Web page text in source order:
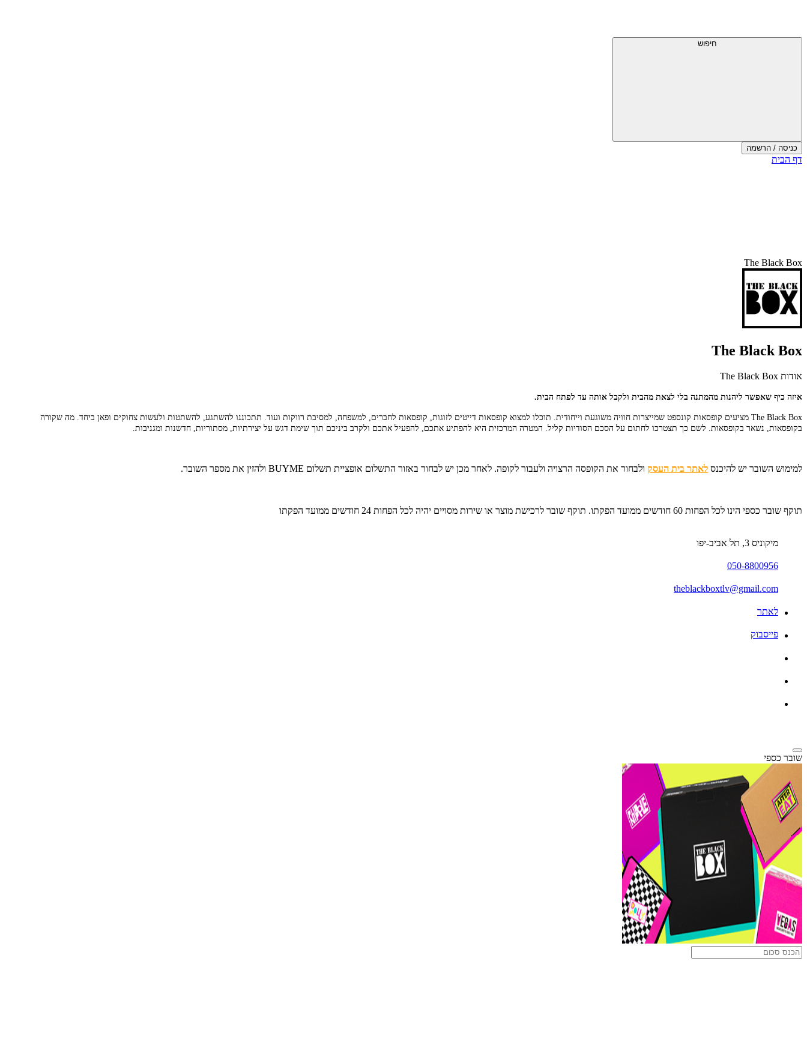
עליון
חיפוש
כניסה / הרשמה
סוף
דף הבית
The Black Box
The Black Box
אודות The Black Box
איזה כיף שאפשר ליהנות מהמתנה בלי לצאת מהבית ולקבל אותה עד לפתח הבית.
The Black Box מציעים קופסאות קונספט שמייצרות חוויה משוגעת וייחודית. תוכלו למצוא קופסאות דייטים לזוגות, קופסאות לחברים,
למשפחה, למסיבת רווקות ועוד. תתכוננו להשתגע, להשתטות ולעשות צחוקים ופאן ביחד. מה שקורה
בקופסאות, נשאר בקופסאות. לשם כך תצטרכו לחתום על הסכם הסודיות קליל. המטרה המרכזית היא להפתיע אתכם, להפעיל אתכם ולקרב ביניכם תוך שימת דגש על יצירתיות, מסתוריות, חדשנות ומגניבות.
למימוש השובר יש להיכנס לאתר בית העסק ולבחור את הקופסה הרצויה ולעבור לקופה. לאחר מכן יש לבחור באזור התשלום אופציית תשלום BUYME ולהזין את מספר השובר.
תוקף שובר כספי הינו לכל הפחות 60 חודשים ממועד הפקתו. תוקף שובר לרכישת מוצר או שירות מסויים יהיה לכל הפחות 24 חודשים ממועד הפקתו
מיקוניס 3, תל אביב-יפו
050-8800956
theblackboxtlv@gmail.com
לאתר
פייסבוק
שובר כספי